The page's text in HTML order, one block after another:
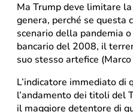
Ma Trump deve limitare
genera, perché se questa
scenario della pandemia
bancario del 2008, il
suo stesso artefice
L’indicatore immediato di
l’andamento dei titoli del
il maggiore detentore di